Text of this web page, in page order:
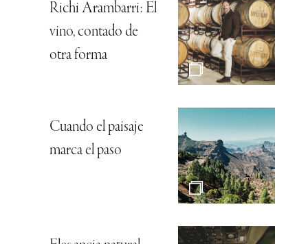
Richi Arambarri: El
vino, contado de
otra forma
Cuando el paisaje
marca el paso